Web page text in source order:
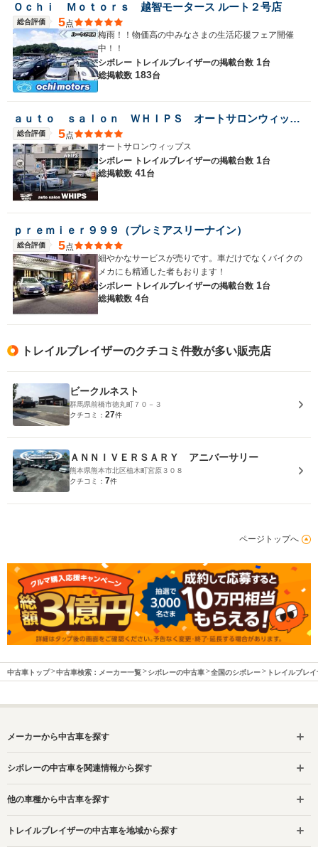
Ｏｃｈｉ Ｍｏｔｏｒｓ 越智モータース ルート２号店
総合評価 5点
梅雨！！物価高の中みなさまの生活応援フェア開催
中！！
シボレー トレイルブレイザーの掲載台数 1台
総掲載数 183台
ａｕｔｏ ｓａｌｏｎ ＷＨＩＰＳ オートサロンウィップス
総合評価 5点
オートサロンウィップス
シボレー トレイルブレイザーの掲載台数 1台
総掲載数 41台
ｐｒｅｍｉｅｒ９９９（プレミアスリーナイン）
総合評価 5点
細やかなサービスが売りです。車だけでなくバイクの
メカにも精通した者もおります！
シボレー トレイルブレイザーの掲載台数 1台
総掲載数 4台
トレイルブレイザーのクチコミ件数が多い販売店
ビークルネスト
群馬県前橋市徳丸町７０－３
クチコミ： 27件
ＡＮＮＩＶＥＲＳＡＲＹ アニバーサリー
熊本県熊本市北区植木町宮原３０８
クチコミ： 7件
ページトップへ
中古車トップ 中古車検索：メーカー一覧 シボレーの中古車 全国のシボレー トレイルブレ
メーカーから中古車を探す
シボレーの中古車を関連情報から探す
他の車種から中古車を探す
トレイルブレイザーの中古車を地域から探す